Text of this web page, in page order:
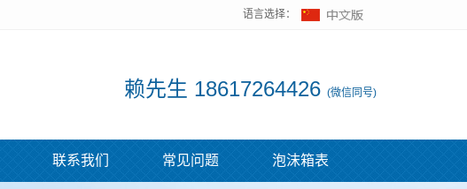
语言选择：
赖先生 18617264426 (微信同号)
联系我们 常见问题 泡沫箱表